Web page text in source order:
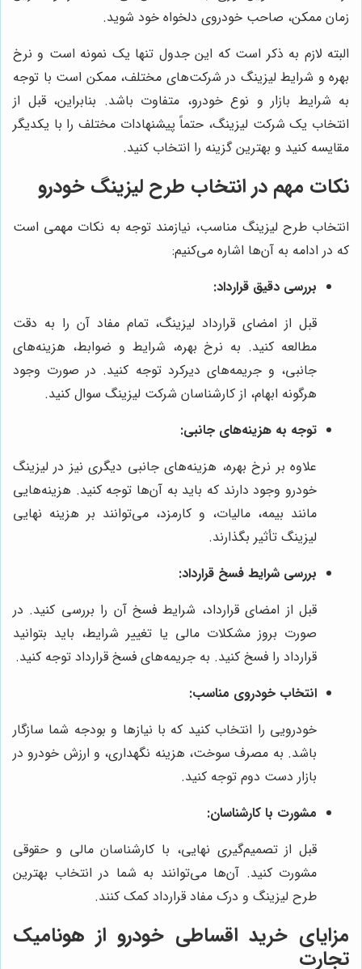
زمان ممکن، صاحب خودروی دلخواه خود شوید.
البته لازم به ذکر است که این جدول تنها یک نمونه است و نرخ
بهره و شرایط لیزینگ در شرکت‌های مختلف، ممکن است با توجه
به شرایط بازار و نوع خودرو، متفاوت باشد. بنابراین، قبل از
انتخاب یک شرکت لیزینگ، حتماً پیشنهادات مختلف را با یکدیگر
مقایسه کنید و بهترین گزینه را انتخاب کنید.
نکات مهم در انتخاب طرح لیزینگ خودرو
انتخاب طرح لیزینگ مناسب، نیازمند توجه به نکات مهمی است
که در ادامه به آن‌ها اشاره می‌کنیم:
بررسی دقیق قرارداد:
قبل از امضای قرارداد لیزینگ، تمام مفاد آن را به دقت
مطالعه کنید. به نرخ بهره، شرایط و ضوابط، هزینه‌های
جانبی، و جریمه‌های دیرکرد توجه کنید. در صورت وجود
هرگونه ابهام، از کارشناسان شرکت لیزینگ سوال کنید.
توجه به هزینه‌های جانبی:
علاوه بر نرخ بهره، هزینه‌های جانبی دیگری نیز در لیزینگ
خودرو وجود دارند که باید به آن‌ها توجه کنید. هزینه‌هایی
مانند بیمه، مالیات، و کارمزد، می‌توانند بر هزینه نهایی
لیزینگ تأثیر بگذارند.
بررسی شرایط فسخ قرارداد:
قبل از امضای قرارداد، شرایط فسخ آن را بررسی کنید. در
صورت بروز مشکلات مالی یا تغییر شرایط، باید بتوانید
قرارداد را فسخ کنید. به جریمه‌های فسخ قرارداد توجه کنید.
انتخاب خودروی مناسب:
خودرویی را انتخاب کنید که با نیازها و بودجه شما سازگار
باشد. به مصرف سوخت، هزینه نگهداری، و ارزش خودرو در
بازار دست دوم توجه کنید.
مشورت با کارشناسان:
قبل از تصمیم‌گیری نهایی، با کارشناسان مالی و حقوقی
مشورت کنید. آن‌ها می‌توانند به شما در انتخاب بهترین
طرح لیزینگ و درک مفاد قرارداد کمک کنند.
مزایای خرید اقساطی خودرو از هونامیک
تجارت